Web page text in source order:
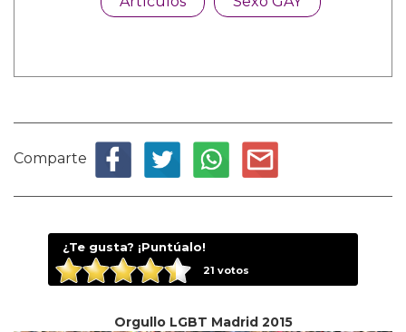
Comparte
¿Te gusta? ¡Puntúalo!
21 votos
Orgullo LGBT Madrid 2015